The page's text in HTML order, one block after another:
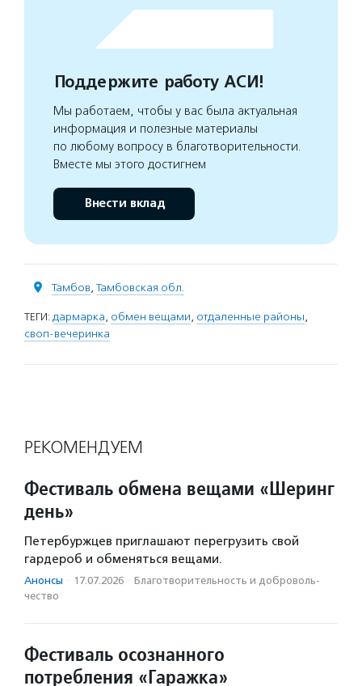
Поддержите работу АСИ!
Мы работаем, чтобы у вас была актуальная
информация и полезные материалы
по любому вопросу в благотворительности.
Вместе мы этого достигнем
Внести вклад
Тамбов, Тамбовская обл.
ТЕГИ: дармарка, обмен вещами, отдаленные районы,
своп-вечеринка
РЕКОМЕНДУЕМ
Фестиваль обмена вещами «Шеринг
день»
Петербуржцев приглашают перегрузить свой
гардероб и обменяться вещами.
Анонсы · 17.07.2026 · Благотвори­тель­ность и доброволь­
чест­во
Фестиваль осознанного
потребления «Гаражка»